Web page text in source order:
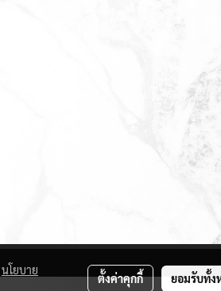
นโยบาย
ตั้งค่าคุกกี้ ยอมรับทั้ง